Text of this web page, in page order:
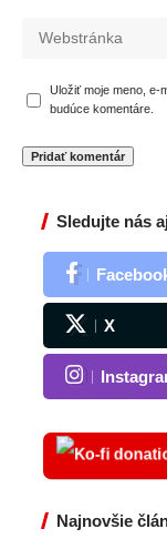
Uložiť moje meno, e-
budúce komentáre.
Sledujte nás
X
Najnovšie